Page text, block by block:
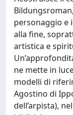
personaggio e
alla fine,
artistica e
ne mette in
modelli di
Agostino di
dell’arpista),